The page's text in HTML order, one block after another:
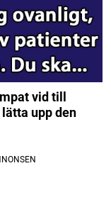
vid till
upp den